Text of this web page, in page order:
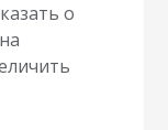
о